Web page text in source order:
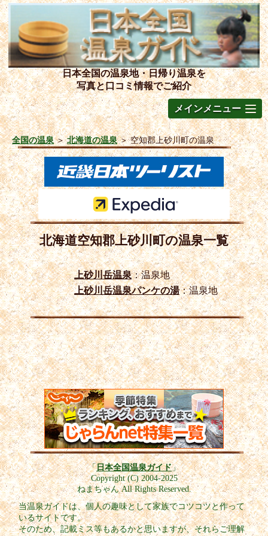
日本全国の温泉地・日帰り温泉を
写真と口コミ情報でご紹介
メインメニュー
全国の温泉＞北海道の温泉＞空知郡上砂川町の温泉
北海道空知郡上砂川町の温泉一覧
上砂川岳温泉：温泉地
上砂川岳温泉パンケの湯：温泉地
「日本全国温泉ガイド」
Copyright (C) 2004-2025
ねまちゃん All Rights Reserved.
当温泉ガイドは、個人の趣味として家族でコツコツと作って
いるサイトです。
そのため、記載ミス等もあるかと思いますが、それらご理解